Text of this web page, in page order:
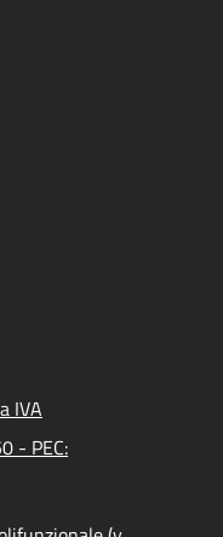
IVA
- PEC: